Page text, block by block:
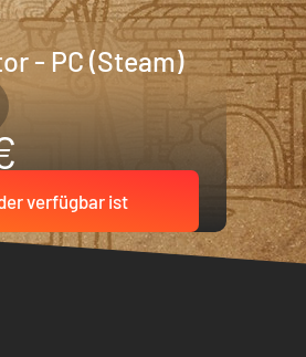
- PC (Steam)
verfügbar ist